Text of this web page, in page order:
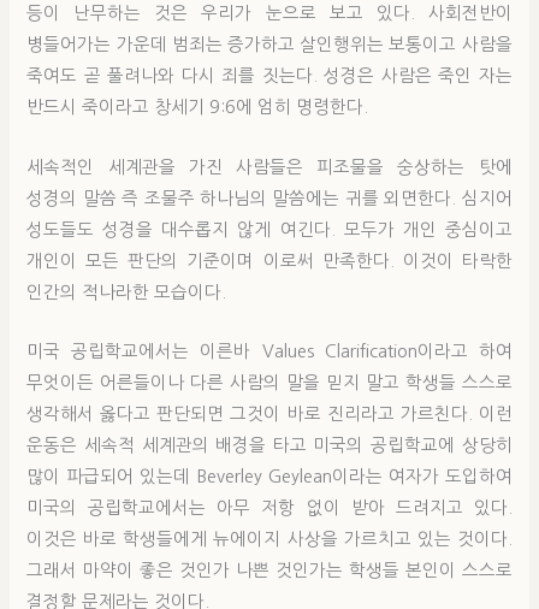
등이 난무하는 것은 우리가 눈으로 보고 있다. 사회전반이
병들어가는 가운데 범죄는 증가하고 살인행위는 보통이고 사람을
죽여도 곧 풀려나와 다시 죄를 짓는다. 성경은 사람은 죽인 자는
반드시 죽이라고 창세기 9:6에 엄히 명령한다.
세속적인 세계관을 가진 사람들은 피조물을 숭상하는 탓에
성경의 말씀 즉 조물주 하나님의 말씀에는 귀를 외면한다. 심지어
성도들도 성경을 대수롭지 않게 여긴다. 모두가 개인 중심이고
개인이 모든 판단의 기준이며 이로써 만족한다. 이것이 타락한
인간의 적나라한 모습이다.
미국 공립학교에서는 이른바 Values Clarification이라고 하여
무엇이든 어른들이나 다른 사람의 말을 믿지 말고 학생들 스스로
생각해서 옳다고 판단되면 그것이 바로 진리라고 가르친다. 이런
운동은 세속적 세계관의 배경을 타고 미국의 공립학교에 상당히
많이 파급되어 있는데 Beverley Geylean이라는 여자가 도입하여
미국의 공립학교에서는 아무 저항 없이 받아 드려지고 있다.
이것은 바로 학생들에게 뉴에이지 사상을 가르치고 있는 것이다.
그래서 마약이 좋은 것인가 나쁜 것인가는 학생들 본인이 스스로
결정할 문제라는 것이다.